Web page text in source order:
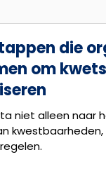
die
om
niet alleen naar